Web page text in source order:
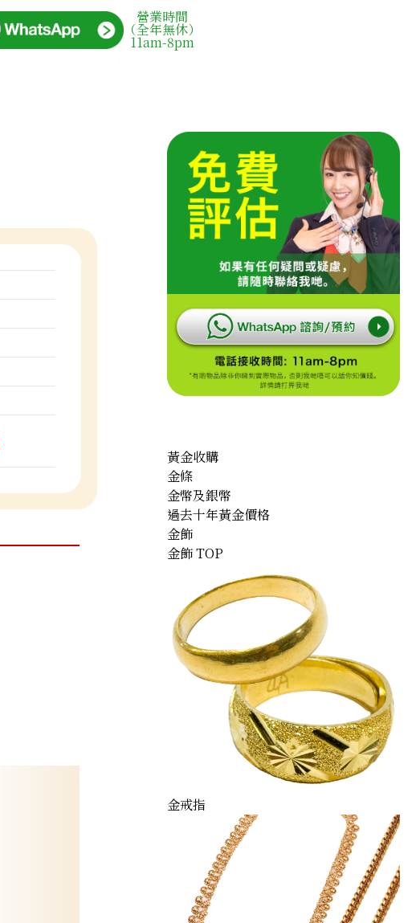
營業時間
（全年無休）
11am-8pm
黃金收購
金條
金幣及銀幣
過去十年黃金價格
金飾
金飾 TOP
金戒指